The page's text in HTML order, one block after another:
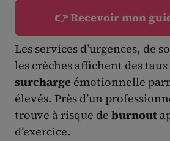
👉 Recevoir mon
Les services d’urgences, de
les crèches affichent des taux
surcharge émotionnelle
élevés. Près d’un
trouve à risque de burnout
d’exercice.